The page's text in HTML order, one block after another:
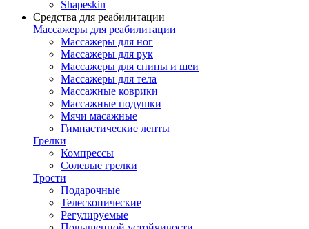
Shapeskin
Средства для реабилитации
Массажеры для реабилитации
Массажеры для ног
Массажеры для рук
Массажеры для спины и шеи
Массажеры для тела
Массажные коврики
Массажные подушки
Мячи масажные
Гимнастические ленты
Грелки
Компрессы
Солевые грелки
Трости
Подарочные
Телескопические
Регулируемые